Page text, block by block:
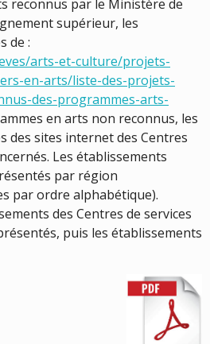
reconnus par le Ministère de
supérieur, les
de :
arts-et-culture/projets-
en-arts/liste-des-projets-
des-programmes-arts-
en arts non reconnus, les
des sites internet des Centres
Les établissements
par région
par ordre alphabétique).
des Centres de services
puis les établissements